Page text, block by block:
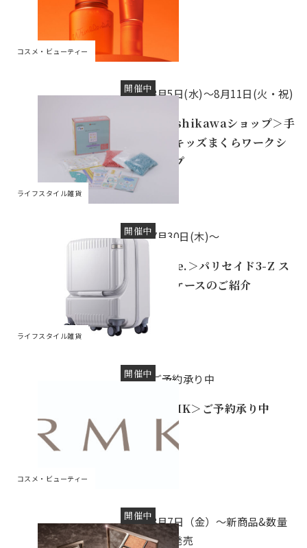
コスメ・ビューティー
開催中
ライフスタイル雑貨
8月5日(水)〜8月11日(火・祝)
＜nishikawaショップ＞手
作りキッズまくらワークシ
ョップ
開催中
ライフスタイル雑貨
7月30日(木)～
＜ace.＞パリセイド3-Z ス
ーツケースのご紹介
開催中
コスメ・ビューティー
ご予約承り中
＜RMK＞ご予約承り中
開催中8月7日（金）～新商品&数量
限定発売